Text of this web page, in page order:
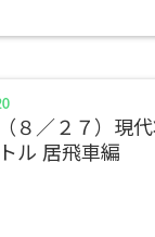
８／２７）現
ル 居飛車編